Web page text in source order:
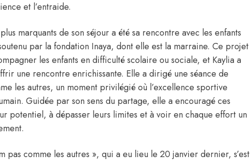
et l’entraide.
plus marquants de son séjour a été sa rencontre avec les enfants
par la fondation Inaya, dont elle est la marraine. Ce projet
les enfants en difficulté scolaire ou sociale, et Kaylia a
une rencontre enrichissante. Elle a dirigé une séance de
les autres, un moment privilégié où l’excellence sportive
Guidée par son sens du partage, elle a encouragé ces
potentiel, à dépasser leurs limites et à voir en chaque effort un
pas comme les autres », qui a eu lieu le 20 janvier dernier, s’est